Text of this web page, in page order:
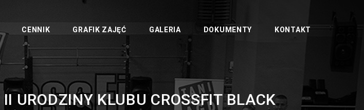
CENNIK GRAFIK ZAJĘĆ GALERIA DOKUMENTY KONTAKT
II URODZINY KLUBU CROSSFIT BLACK